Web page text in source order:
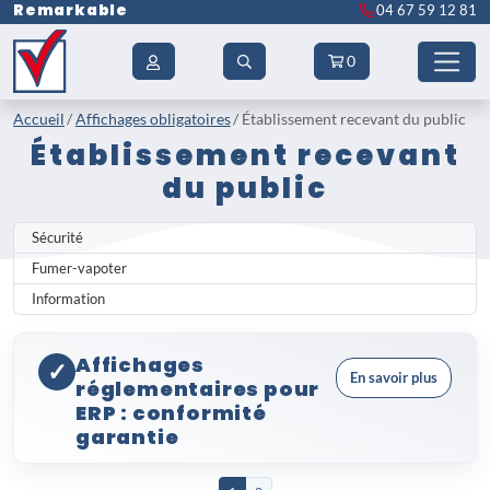
Remarkable 04 67 59 12 81
0
Accueil Affichages obligatoires Établissement recevant du public
Établissement recevant
du public
Sécurité
Fumer-vapoter
Information
✓ Affichages
réglementaires pour
ERP : conformité
garantie
En savoir plus